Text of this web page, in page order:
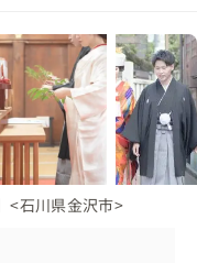
<石川県金沢市>